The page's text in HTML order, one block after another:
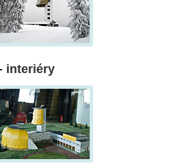
interiéry